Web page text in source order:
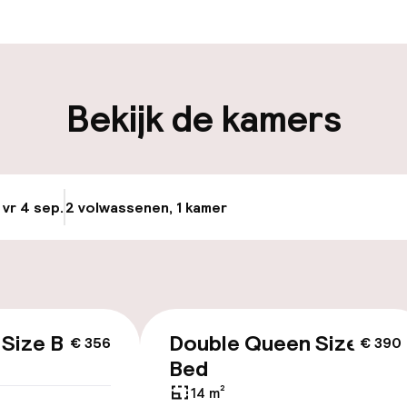
Fietsen
Bekijk de kamers
4 sep.2 volwassenen, 1 kamer
€ 356
Bed € 390
Double Queen Size
Bed
14 m²